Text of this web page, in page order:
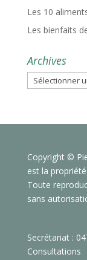
Les 10
Les bienfaits
Archives
Archives
Copyright ©
est la
Toute
sans
Secrétariat :
Consultations